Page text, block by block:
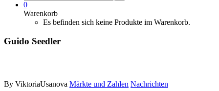
0
Warenkorb
Es befinden sich keine Produkte im Warenkorb.
Guido Seedler
By ViktoriaUsanova Märkte und Zahlen Nachrichten